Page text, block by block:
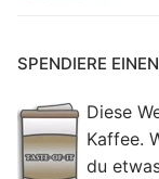
SPENDIERE
Diese
Kaffee.
du